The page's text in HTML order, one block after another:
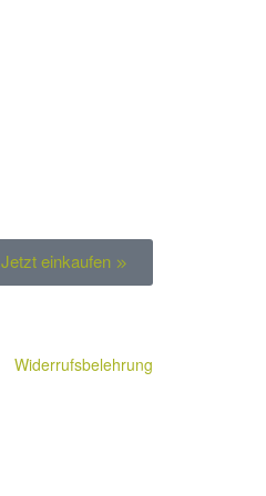
Jetzt einkaufen
Widerrufsbelehrung